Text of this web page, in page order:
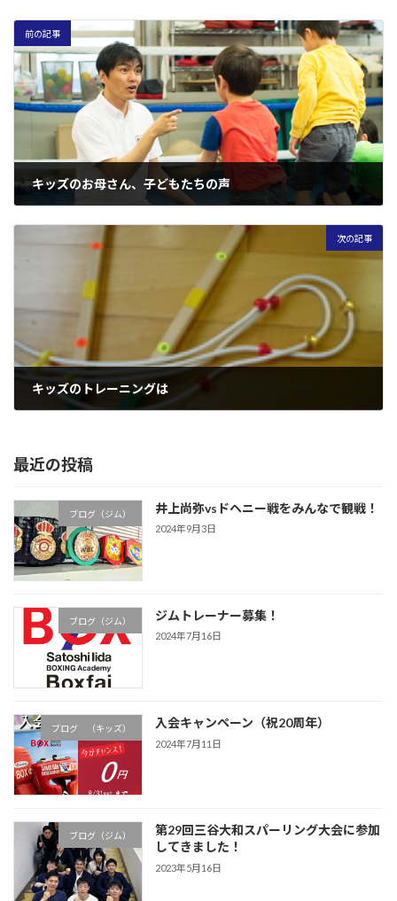
前の記事
キッズのお母さん、子どもたちの声
次の記事
キッズのトレーニングは
最近の投稿
ブログ（ジム） 井上尚弥vsドヘニー戦をみんなで観戦！
2024年9月3日
ブログ（ジム） ジムトレーナー募集！
2024年7月16日
ブログ （キッズ） 入会キャンペーン（祝20周年）
2024年7月11日
ブログ（ジム）
第29回三谷大和スパーリング大会に参加
してきました！
2023年5月16日